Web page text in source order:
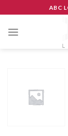
to
content
ABC